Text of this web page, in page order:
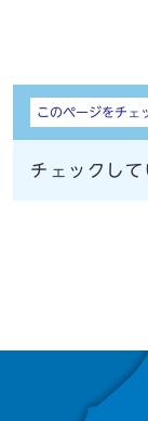
しおり
このページをチェ
チェックし